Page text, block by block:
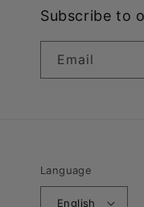
Subscribe to
Email
Language
English